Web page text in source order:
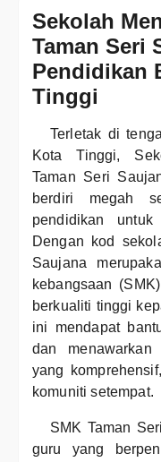
Sekolah
Taman Seri
Pendidikan
Tinggi
Terletak di
Kota Tinggi,
Taman Seri
berdiri megah
pendidikan
Dengan kod
Saujana
kebangsaan
berkualiti tinggi
ini mendapat
dan menawarkan
yang
komuniti setempat.
SMK Taman
guru yang